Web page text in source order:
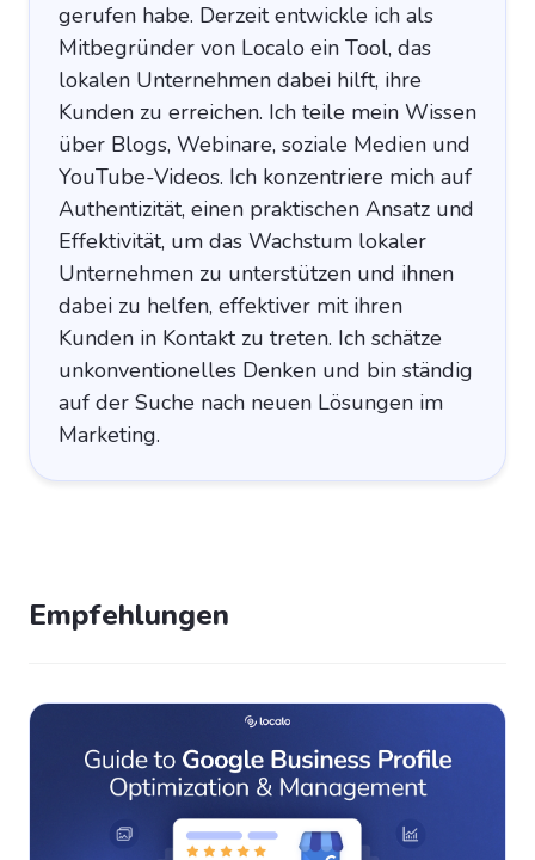
gerufen habe. Derzeit entwickle ich als
Mitbegründer von Localo ein Tool, das
lokalen Unternehmen dabei hilft, ihre
Kunden zu erreichen. Ich teile mein Wissen
über Blogs, Webinare, soziale Medien und
YouTube-Videos. Ich konzentriere mich auf
Authentizität, einen praktischen Ansatz und
Effektivität, um das Wachstum lokaler
Unternehmen zu unterstützen und ihnen
dabei zu helfen, effektiver mit ihren
Kunden in Kontakt zu treten. Ich schätze
unkonventionelles Denken und bin ständig
auf der Suche nach neuen Lösungen im
Marketing.
Empfehlungen